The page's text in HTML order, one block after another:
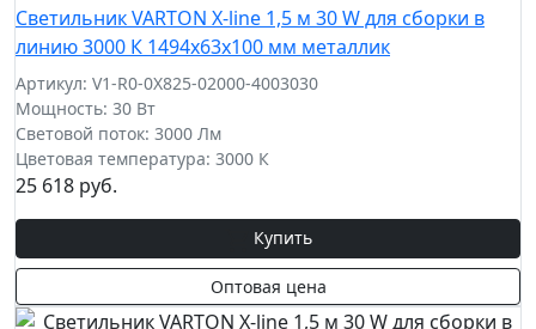
Cветильник VARTON X-line 1,5 м 30 W для сборки в
линию 3000 К 1494x63x100 мм металлик
Артикул: V1-R0-0X825-02000-4003030
Мощность: 30 Вт
Световой поток: 3000 Лм
Цветовая температура: 3000 К
25 618 руб.
Купить
Оптовая цена